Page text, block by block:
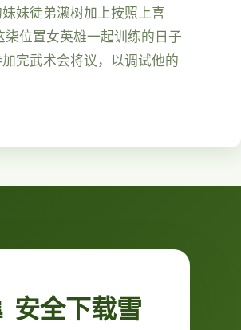
妹徒弟濑树加上按照上喜
柒位置女英雄一起训练的日子
完武术会将议，以调试他的
安全下载雪